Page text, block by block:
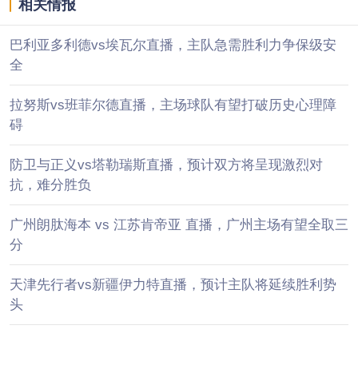
相关情报
巴利亚多利德vs埃瓦尔直播，主队急需胜利力争保级安
全
拉努斯vs班菲尔德直播，主场球队有望打破历史心理障
碍
防卫与正义vs塔勒瑞斯直播，预计双方将呈现激烈对
抗，难分胜负
广州朗肽海本 vs 江苏肯帝亚 直播，广州主场有望全取三
分
天津先行者vs新疆伊力特直播，预计主队将延续胜利势
头